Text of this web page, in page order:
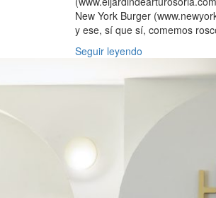
New York Burger
y ese, sí que sí, comemos
Seguir leyendo